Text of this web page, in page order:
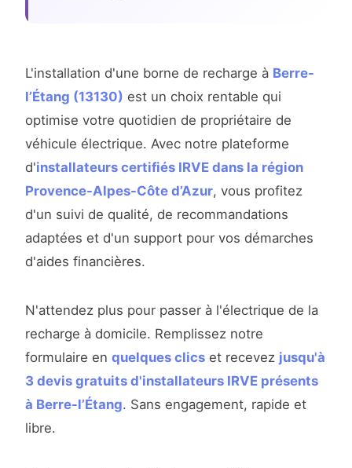
L'installation d'une borne de recharge à Berre-
l’Étang (13130) est un choix rentable qui
optimise votre quotidien de propriétaire de
véhicule électrique. Avec notre plateforme
d'installateurs certifiés IRVE dans la région
Provence-Alpes-Côte d’Azur, vous profitez
d'un suivi de qualité, de recommandations
adaptées et d'un support pour vos démarches
d'aides financières.
N'attendez plus pour passer à l'électrique de la
recharge à domicile. Remplissez notre
formulaire en quelques clics et recevez jusqu'à
3 devis gratuits d'installateurs IRVE présents
à Berre-l’Étang. Sans engagement, rapide et
libre.